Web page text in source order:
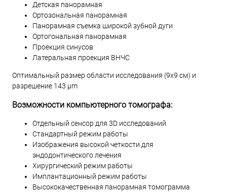
Детская панорамная
Ортозональная панорамная
Панорамная съемка широкой зубной дуги
Ортогональная панорамная
Проекция синусов
Латеральная проекция ВНЧС
Оптимальный размер области исследования (9x9 см) и
разрешение 143 μm
Возможности компьютерного томографа:
Отдельный сенсор для 3D исследований
Стандартный режим работы
Изображения высокой четкости для
эндодонтического лечения
Хирургический режим работы
Имплантационный режим работы
Высококачественная панорамная томограмма